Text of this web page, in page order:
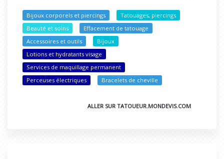
Bijoux corporels et piercings
Tatouages, piercings
Beauté et soins
Effacement de tatouage
Accessoires et outils
Bijoux
Lotions et hydratants visage
Services de maquillage permanent
Perceuses électriques
Bracelets de cheville
ALLER SUR TATOUEUR.MONDEVIS.COM